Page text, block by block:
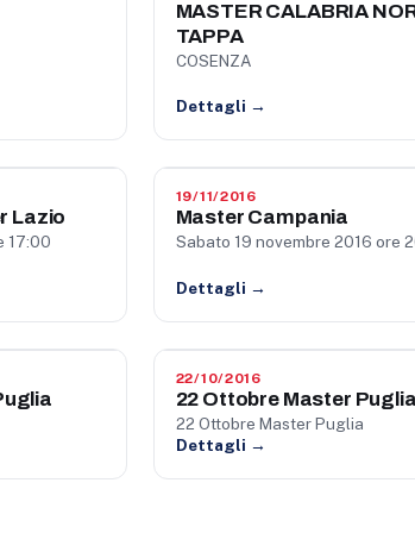
MASTER CALABRIA
TAPPA
COSENZA
Dettagli →
Lazio
17:00
19/11/2016
Master Campania
Sabato 19 novembre 2016 ore
Dettagli →
22/10/2016
22 Ottobre Master Puglia
22 Ottobre Master Puglia
Dettagli →